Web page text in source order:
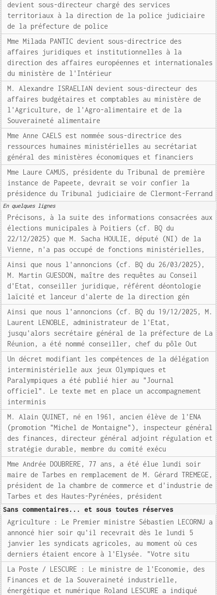
devient sous-directeur chargé des services
territoriaux à la direction de la police judiciaire
de la préfecture de police
Mme Milada PANTIC devient sous-directrice des
affaires juridiques et institutionnelles à la
direction des affaires européennes et internationales
du ministère de l'Intérieur
M. Alexandre ISRAELIAN devient sous-directeur des
affaires budgétaires et comptables au ministère de
l'Agriculture, de l'Agro-alimentaire et de la
Souveraineté alimentaire
Mme Anne CAELS est nommée sous-directrice des
ressources humaines ministérielles au secrétariat
général des ministères économiques et financiers
Mme Laure CAMUS, présidente du Tribunal de première
instance de Papeete, devrait se voir confier la
présidence du Tribunal judiciaire de Clermont-Ferrand
En quelques lignes
Précisons, à la suite des informations consacrées aux
élections municipales à Poitiers (cf. BQ du
22/12/2025) que M. Sacha HOULIE, député (NI) de la
Vienne, n'a pas occupé de fonctions ministérielles,
Ainsi que nous l'annoncions (cf. BQ du 26/03/2025),
M. Martin GUESDON, maître des requêtes au Conseil
d'Etat, conseiller juridique, référent déontologie
laïcité et lanceur d'alerte de la direction gén
Ainsi que nous l'annoncions (cf. BQ du 19/12/2025, M.
Laurent LENOBLE, administrateur de l'Etat,
jusqu'alors secrétaire général de la préfecture de La
Réunion, a été nommé conseiller, chef du pôle Out
Un décret modifiant les compétences de la délégation
interministérielle aux jeux Olympiques et
Paralympiques a été publié hier au "Journal
officiel". Le texte met en place un accompagnement
interminis
M. Alain QUINET, né en 1961, ancien élève de l'ENA
(promotion "Michel de Montaigne"), inspecteur général
des finances, directeur général adjoint régulation et
stratégie durable, membre du comité exécu
Mme Andrée DOUBRERE, 77 ans, a été élue lundi soir
maire de Tarbes en remplacement de M. Gérard TREMEGE,
président de la chambre de commerce et d'industrie de
Tarbes et des Hautes-Pyrénées, président
Sans commentaires... et sous toutes réserves
Agriculture : Le Premier ministre Sébastien LECORNU a
annoncé hier soir qu'il recevrait dès le lundi 5
janvier les syndicats agricoles, au moment où ces
derniers étaient encore à l'Elysée. "Votre situ
La Poste / LESCURE : Le ministre de l'Economie, des
Finances et de la Souveraineté industrielle,
énergétique et numérique Roland LESCURE a indiqué